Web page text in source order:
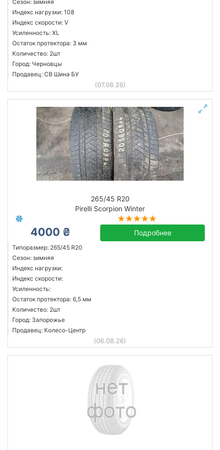
Сезон: зимняя
Индекс нагрузки: 108
Индекс скорости: V
Усиленность: XL
Остаток протектора: 3 мм
Количество: 2шт
Город: Черновцы
Продавец: СВ Шина БУ
(07.08.26)
265/45 R20
Pirelli Scorpion Winter
4000 ₴ Подробнее
Типоразмер: 265/45 R20
Сезон: зимняя
Индекс нагрузки:
Индекс скорости:
Усиленность:
Остаток протектора: 6,5 мм
Количество: 2шт
Город: Запорожье
Продавец: Колесо-Центр
(06.08.26)
Bridgestone
Continental
Dunlop
Kumho
Nokian
Все бренды
Сбросить Подобрать